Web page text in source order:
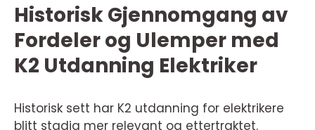
Historisk Gjennomgang av
Fordeler og Ulemper med
K2 Utdanning Elektriker
Historisk sett har K2 utdanning for elektrikere
blitt stadig mer relevant og ettertraktet.